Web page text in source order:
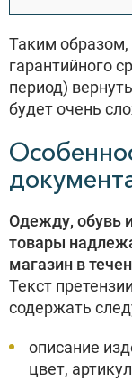
Таким образом,
гарантийного
период)
будет очень
Одежду, обувь
товары
магазин в
Текст
содержать
описание
цвет,